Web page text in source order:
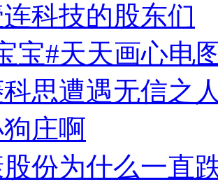
科技的股东们
宝#天天画心电
思遭遇无信之
庄啊
份为什么一直